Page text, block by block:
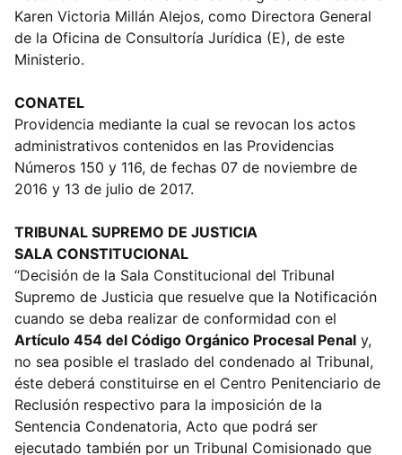
Karen Victoria Millán Alejos, como Directora General
de la Oficina de Consultoría Jurídica (E), de este
Ministerio.
CONATEL
Providencia mediante la cual se revocan los actos
administrativos contenidos en las Providencias
Números 150 y 116, de fechas 07 de noviembre de
2016 y 13 de julio de 2017.
TRIBUNAL SUPREMO DE JUSTICIA
SALA CONSTITUCIONAL
“Decisión de la Sala Constitucional del Tribunal
Supremo de Justicia que resuelve que la Notificación
cuando se deba realizar de conformidad con el
Artículo 454 del Código Orgánico Procesal Penal y,
no sea posible el traslado del condenado al Tribunal,
éste deberá constituirse en el Centro Penitenciario de
Reclusión respectivo para la imposición de la
Sentencia Condenatoria, Acto que podrá ser
ejecutado también por un Tribunal Comisionado que